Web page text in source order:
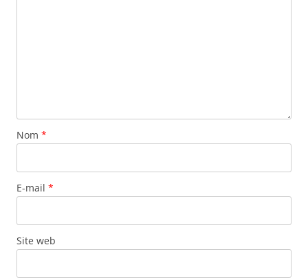
Nom *
E-mail *
Site web